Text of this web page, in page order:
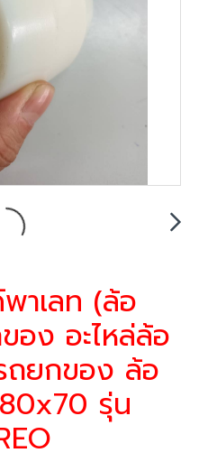
าเลท (ล้อ
อง อะไหล่ล้อ
ถยกของ ล้อ
รุ่น